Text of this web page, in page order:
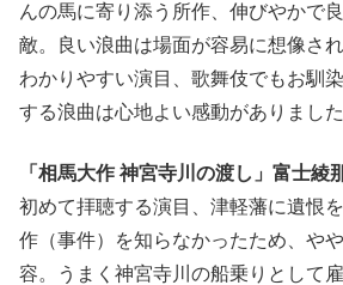
んの馬に寄り添う所作、伸びやかで
敵。良い浪曲は場面が容易に想像さ
わかりやすい演目、歌舞伎でもお馴
する浪曲は心地よい感動がありました
「相馬大作 神宮寺川の渡し」富士綾
初めて拝聴する演目、津軽藩に遺恨
作（事件）を知らなかったため、や
容。うまく神宮寺川の船乗りとして